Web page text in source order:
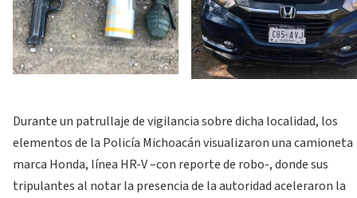
Durante un patrullaje de vigilancia sobre dicha localidad, los
elementos de la Policía Michoacán visualizaron una camioneta
marca Honda, línea HR-V –con reporte de robo-, donde sus
tripulantes al notar la presencia de la autoridad aceleraron la